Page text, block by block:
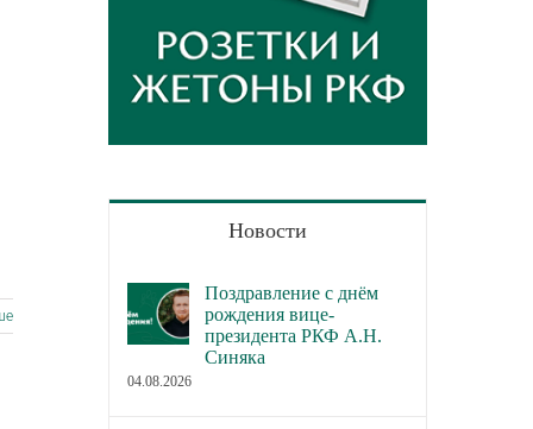
Новости
Поздравление с днём
рождения вице-
президента РКФ А.Н.
Синяка
04.08.2026